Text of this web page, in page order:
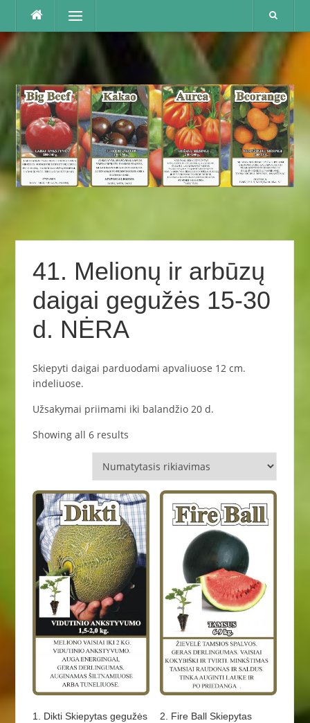
Praleisti
Menu
41. Melionų ir arbūzų
daigai gegužės 15-30
d. NĖRA
Skiepyti daigai parduodami apvaliuose 12 cm.
indeliuose.
Užsakymai priimami iki balandžio 20 d.
Showing all 6 results
1. Dikti Skiepytas gegužės
2. Fire Ball Skiepytas